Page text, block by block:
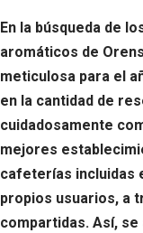
En la búsqueda de
aromáticos de
meticulosa para el
en la cantidad de
cuidadosamente
mejores
cafeterías incluidas
propios usuarios, a
compartidas. Así,